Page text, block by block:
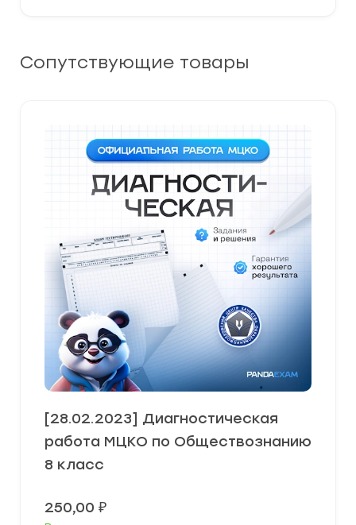
Сопутствующие товары
[28.02.2023] Диагностическая
работа МЦКО по Обществознанию
8 класс
250,00 ₽